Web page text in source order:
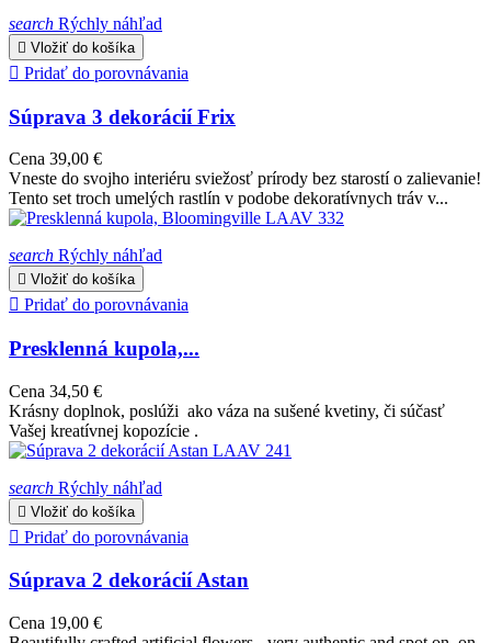
search Rýchly náhľad
 Vložiť do košíka
 Pridať do porovnávania
Súprava 3 dekorácií Frix
Cena 39,00 €
Vneste do svojho interiéru sviežosť prírody bez starostí o zalievanie!
Tento set troch umelých rastlín v podobe dekoratívnych tráv v...
search Rýchly náhľad
 Vložiť do košíka
 Pridať do porovnávania
Presklenná kupola,...
Cena 34,50 €
Krásny doplnok, poslúži ako váza na sušené kvetiny, či súčasť
Vašej kreatívnej kopozície .
search Rýchly náhľad
 Vložiť do košíka
 Pridať do porovnávania
Súprava 2 dekorácií Astan
Cena 19,00 €